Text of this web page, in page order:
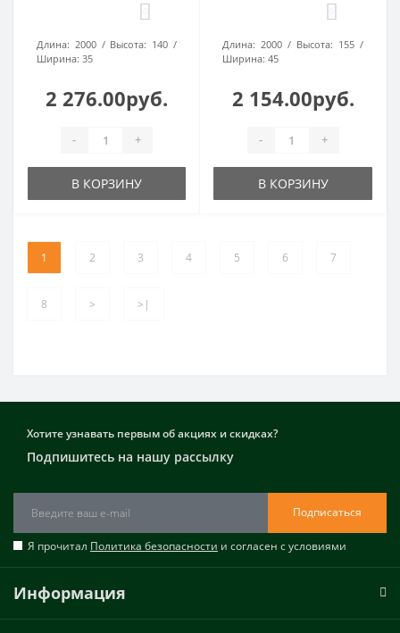
Длина: 2000 Высота: 140
Ширина: 35
2 276.00руб.
- +
В КОРЗИНУ
Длина: 2000 Высота: 155
Ширина: 45
2 154.00руб.
- +
В КОРЗИНУ
1 2 3 4 5 6 7
8 > >|
Хотите узнавать первым об акциях и скидках?
Подпишитесь на нашу рассылку
Подписаться
Я прочитал Политика безопасности и согласен с условиями
Информация